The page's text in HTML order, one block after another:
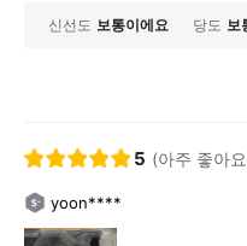
신선도 보통이에요 당도 보
5 (아주 좋아
yoon****